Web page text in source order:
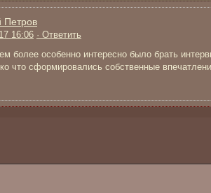
Петров
16:06 · Ответить
более особенно интересно было брать
что сформировались собственные